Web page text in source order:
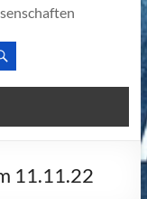
11.11.22